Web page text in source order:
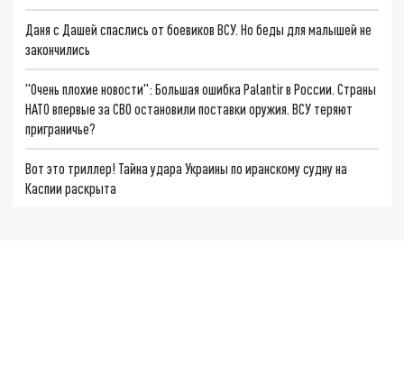
Даня с Дашей спаслись от боевиков ВСУ. Но беды для малышей не
закончились
"Очень плохие новости": Большая ошибка Palantir в России. Страны
НАТО впервые за СВО остановили поставки оружия. ВСУ теряют
приграничье?
Вот это триллер! Тайна удара Украины по иранскому судну на
Каспии раскрыта